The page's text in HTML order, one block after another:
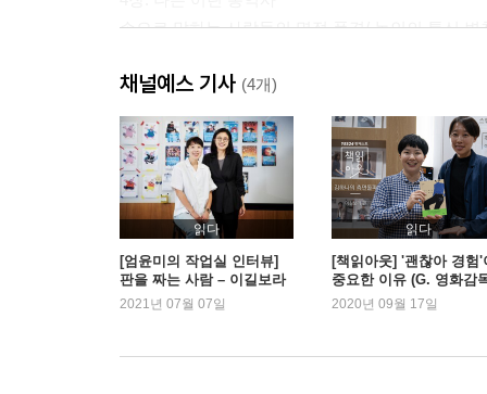
손으로 말하는 사람들의 명절 풍경/ 농인의 통신 변
5장. 코다, 그리고 새로운 시작
입으로 말하는 농인을 만나다/ 데프 필름, [반짝이
에필로그: 엄마의 엄마, 당신에게
알아두면 유용한 수어 관련 사이트
알아두면 유용한 수어 인사
채널예스 기사 (4개)
읽다
[엄윤미의 작업실 인터뷰]
판을 짜는 사람 – 이길보라
작가 편
2021년 07월 07일
읽다
[책읽아웃] '괜찮아 경험'
중요한 이유 (G. 영화감
이길보라)
2020년 09월 17일